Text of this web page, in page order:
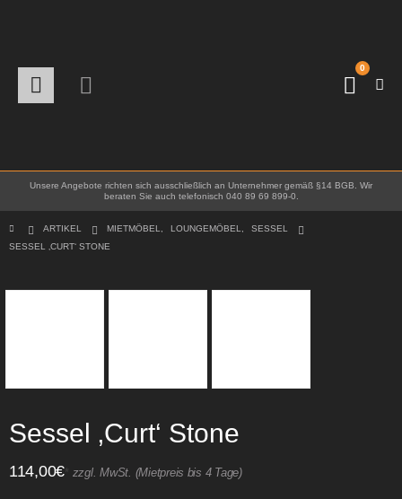
0
Unsere Angebote richten sich ausschließlich an Unternehmer gemäß §14 BGB. Wir
beraten Sie auch telefonisch 040 89 69 899-0.
ARTIKEL MIETMÖBEL LOUNGEMÖBEL
SESSEL
SESSEL ‚CURT‘ STONE
Sessel ‚Curt‘ Stone
114,00€* zzgl. MwSt. (Mietpreis bis 4 Tage)